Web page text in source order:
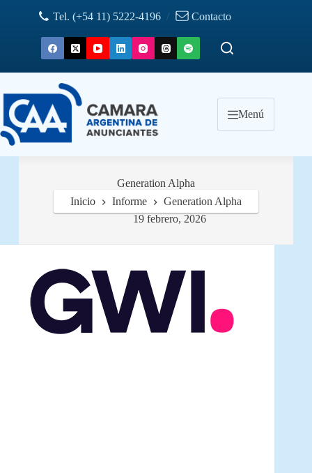
Tel. (+54 11) 5222-4196 / Contacto
Menú
Generation Alpha
19 febrero, 2026
Inicio Informe Generation Alpha